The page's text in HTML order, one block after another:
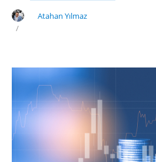
Atahan Yılmaz